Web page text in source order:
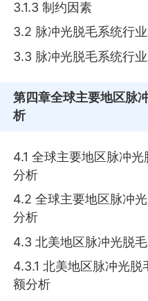
3.1.3 制约因素
3.2 脉冲光脱毛系统行
3.3 脉冲光脱毛系统行
第四章全球主要地区脉
析
4.1 全球主要地区脉冲
分析
4.2 全球主要地区脉冲
分析
4.3 北美地区脉冲光脱
4.3.1 北美地区脉冲光
额分析